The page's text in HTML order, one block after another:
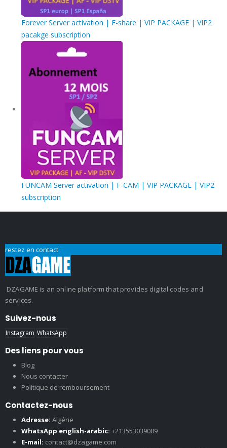
Forever Server activation | F-share | VIP PACKAGE | VIP2
pacakge subscription
FUNCAM Server activation | F-CAM | VIP PACKAGE | VIP2
subscription
restez en contact
DZAGAME is an online platform that provides digital codes and
services.
Suivez-nous
Instagram WhatsApp
Des liens pour vous
Blog
Nous contacter
Politique de remboursement
Contactez-nous
Adresse: Algérie
WhatsApp english-arabic: +213553039009
E-mail: contact@dzagame.com